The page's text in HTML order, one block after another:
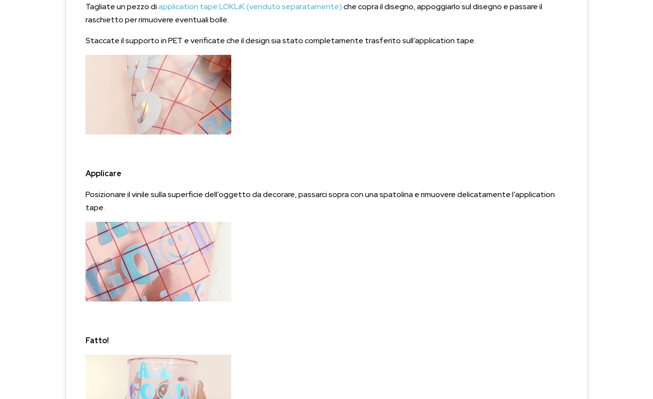
Tagliate un pezzo diapplication tape LOKLiK (venduto separatamente)che copra il disegno, appoggiarlo sul disegno e passare il
raschietto per rimuovere eventuali bolle.
Staccate il supporto in PET e verificate che il design sia stato completamente trasferito sull’application tape.
Applicare
Posizionare il vinile sulla superficie dell’oggetto da decorare, passarci sopra con una spatolina e rimuovere delicatamente l’application
tape.
Fatto!